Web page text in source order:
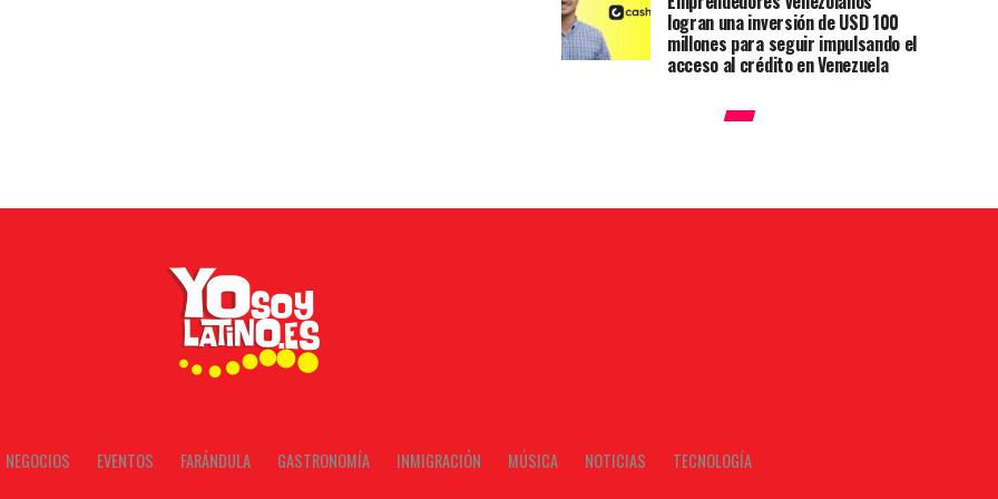
logran una inversión de USD 100
millones para seguir impulsando el
acceso al crédito en Venezuela
NEGOCIOS EVENTOS FARÁNDULA GASTRONOMÍA INMIGRACIÓN MÚSICA NOTICIAS TECNOLOGÍA